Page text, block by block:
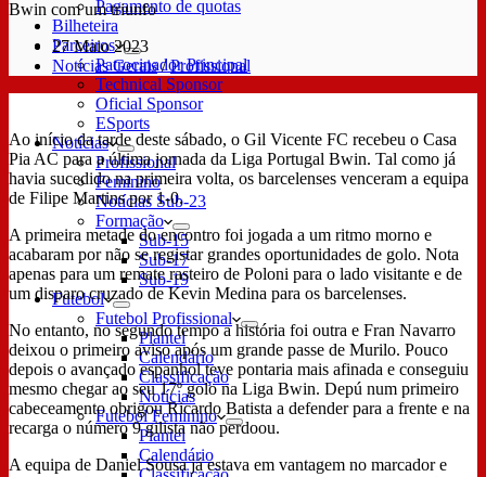
Pagamento de quotas
Bilheteira
Parceiros
Patrocinador Principal
Technical Sponsor
Oficial Sponsor
ESports
Notícias
Profissional
Feminino
Notícias Sub-23
Formação
Sub-15
Sub-17
Sub-19
Futebol
Futebol Profissional
Plantel
Calendário
Classificação
Notícias
Futebol Feminino
Plantel
Calendário
Bwin com um triunfo
27 Maio 2023
Notícias Gerais/Profissional
Ao início da tarde deste sábado, o Gil Vicente FC recebeu o Casa
Pia AC para a última jornada da Liga Portugal Bwin. Tal como já
havia sucedido na primeira volta, os barcelenses venceram a equipa
de Filipe Martins por 1-0.
A primeira metade do encontro foi jogada a um ritmo morno e
acabaram por não se registar grandes oportunidades de golo. Nota
apenas para um remate rasteiro de Poloni para o lado visitante e de
um disparo cruzado de Kevin Medina para os barcelenses.
No entanto, no segundo tempo a história foi outra e Fran Navarro
deixou o primeiro aviso após um grande passe de Murilo. Pouco
depois o avançado espanhol teve pontaria mais afinada e conseguiu
mesmo chegar ao seu 17º golo na Liga Bwin. Depú num primeiro
cabeceamento obrigou Ricardo Batista a defender para a frente e na
recarga o número 9 gilista não perdoou.
A equipa de Daniel Sousa já estava em vantagem no marcador e